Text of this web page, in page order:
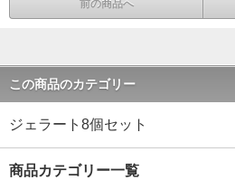
前の商品へ
この商品のカテゴリー
ジェラート8個セット
商品カテゴリー一覧